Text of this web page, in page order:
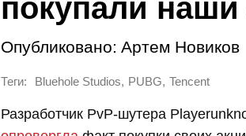
покупали наши
Опубликовано: Артем Новиков
Теги: Bluehole Studios, PUBG, Tencent
Разработчик PvP-шутера